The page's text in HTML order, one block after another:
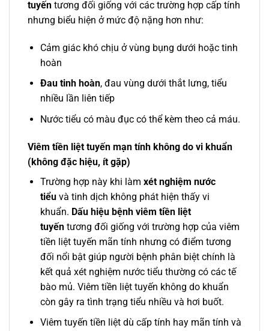
tuyến tương đối giống với các trường hợp cấp tính
nhưng biểu hiện ở mức độ nặng hơn như:
Cảm giác khó chịu ở vùng bụng dưới hoặc tinh
hoàn
Đau tinh hoàn, đau vùng dưới thắt lưng, tiểu
nhiều lần liên tiếp
Nước tiểu có màu đục có thể kèm theo cả máu.
Viêm tiền liệt tuyến mạn tính không do vi khuẩn
(không đặc hiệu, ít gặp)
Trường hợp này khi làm xét nghiệm nước
tiểuvà tinh dịch không phát hiện thấy vi
khuẩn. Dấu hiệu bệnh viêm tiền liệt
tuyếntương đối giống với trường hợp của viêm
tiền liệt tuyến mãn tính nhưng có điểm tương
đối nổi bật giúp người bệnh phân biệt chính là
kết quả xét nghiệm nước tiểu thường có các tế
bào mủ. Viêm tiền liệt tuyến không do khuẩn
còn gây ra tình trạng tiểu nhiều và hơi buốt.
Viêm tuyến tiền liệt dù cấp tính hay mãn tính và